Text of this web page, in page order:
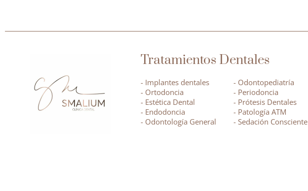
Tratamientos Dentales
- Implantes dentales
- Ortodoncia
- Estética Dental
- Endodoncia
- Odontología General
- Odontopediatría
- Periodoncia
- Prótesis Dentales
- Patología ATM
- Sedación Consciente